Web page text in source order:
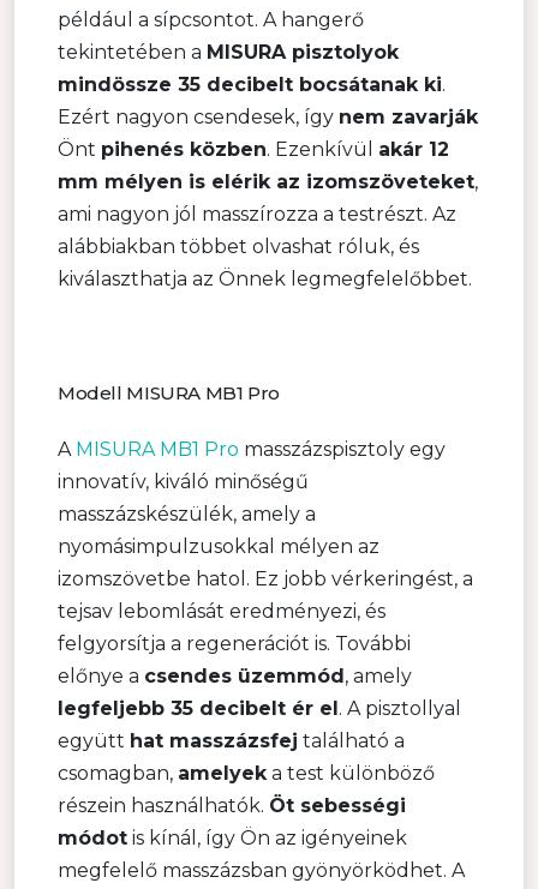
például a sípcsontot. A hangerő
tekintetében a MISURA pisztolyok
mindössze 35 decibelt bocsátanak ki.
Ezért nagyon csendesek, így nem zavarják
Önt pihenés közben. Ezenkívül akár 12
mm mélyen is elérik az izomszöveteket,
ami nagyon jól masszírozza a testrészt. Az
alábbiakban többet olvashat róluk, és
kiválaszthatja az Önnek legmegfelelőbbet.
Modell MISURA MB1 Pro
A MISURA MB1 Pro masszázspisztoly egy
innovatív, kiváló minőségű
masszázskészülék, amely a
nyomásimpulzusokkal mélyen az
izomszövetbe hatol. Ez jobb vérkeringést, a
tejsav lebomlását eredményezi, és
felgyorsítja a regenerációt is. További
előnye a csendes üzemmód, amely
legfeljebb 35 decibelt ér el. A pisztollyal
együtt hat masszázsfej található a
csomagban, amelyek a test különböző
részein használhatók. Öt sebességi
módot is kínál, így Ön az igényeinek
megfelelő masszázsban gyönyörködhet. A